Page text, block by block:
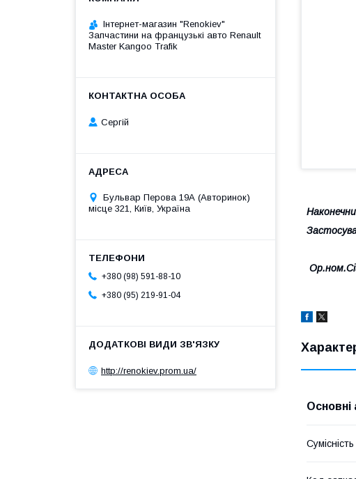
Основні
Інтернет-магазин "Renokiev"
Запчастини на французькі авто Renault
Master Kangoo Trafik
Сергій
Бульвар Перова 19А (Авторинок)
місце 321, Київ, Україна
+380 (98) 591-88-10
+380 (95) 219-91-04
http://renokiev.prom.ua/